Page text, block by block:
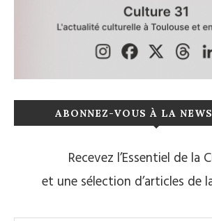
ABONNEZ-VOUS À LA
Recevez l’Essentiel de la
et une sélection d’articles de